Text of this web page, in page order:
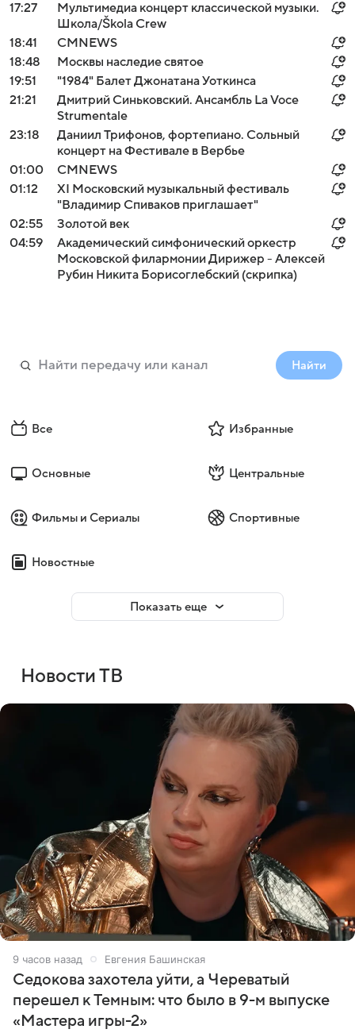
17:27
Мультимедиа концерт классической музыки.
Школа/Škola Crew
18:41
СМNEWS
18:48
Москвы наследие святое
19:51
"1984" Балет Джонатана Уоткинса
21:21
Дмитрий Синьковский. Ансамбль La Voce
Strumentale
23:18
Даниил Трифонов, фортепиано. Сольный
концерт на Фестивале в Вербье
01:00
СМNEWS
01:12
XI Московский музыкальный фестиваль
"Владимир Спиваков приглашает"
02:55
Золотой век
04:59
Академический симфонический оркестр
Московской филармонии Дирижер - Алексей
Рубин Никита Борисоглебский (скрипка)
Найти
Все Избранные
Основные Центральные
Фильмы и Сериалы Спортивные
Новостные
Показать еще
Новости ТВ
9 часов назад Евгения Башинская
Седокова захотела уйти, а Череватый
перешел к Темным: что было в 9-м выпуске
«Мастера игры-2»